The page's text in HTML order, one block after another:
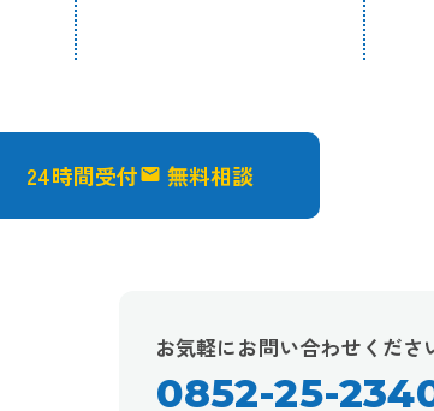
24時間受付 無料相談
お気軽にお問い合わせくださ
0852-25-